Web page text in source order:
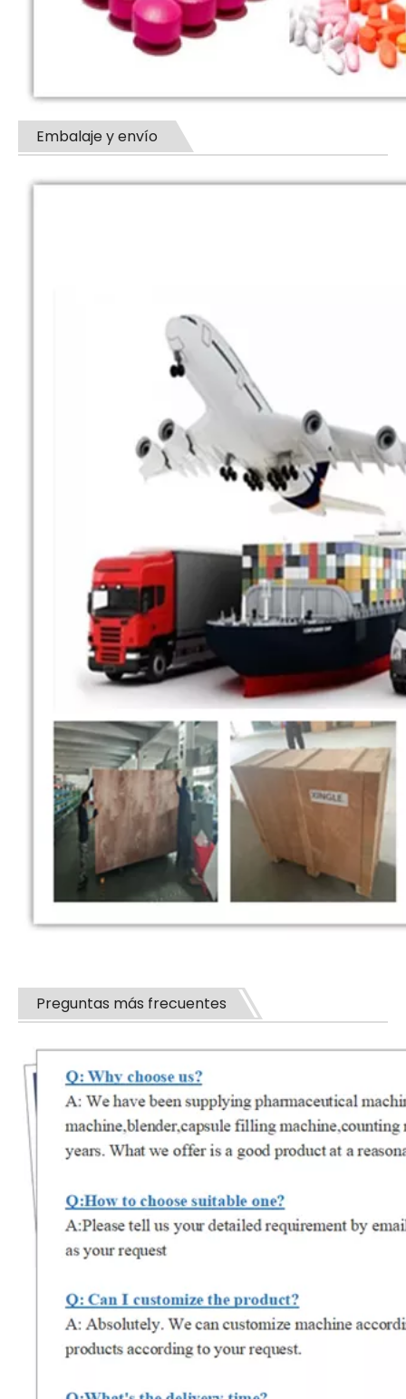
Embalaje y envío
Preguntas más frecuentes